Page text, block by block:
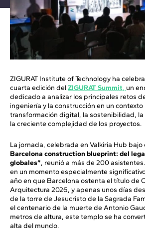
ZIGURAT Institute of Technology ha
cuarta edición delZIGURAT Summit, un
dedicado a analizar los principales retos
ingeniería y la construcción en un
transformación digital, la sostenibilidad,
la creciente complejidad de los proyectos.
La jornada, celebrada en Valkiria Hub bajo
Barcelona construction blueprint: del
globales”, reunió a más de 200
en un momento especialmente
año en que Barcelona ostenta el título de
Arquitectura 2026, y apenas unos días
de la torre de Jesucristo de la Sagrada
el centenario de la muerte de Antonio
metros de altura, este templo se ha
alta del mundo.